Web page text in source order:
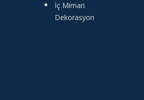
İç Mimari
Dekorasyon